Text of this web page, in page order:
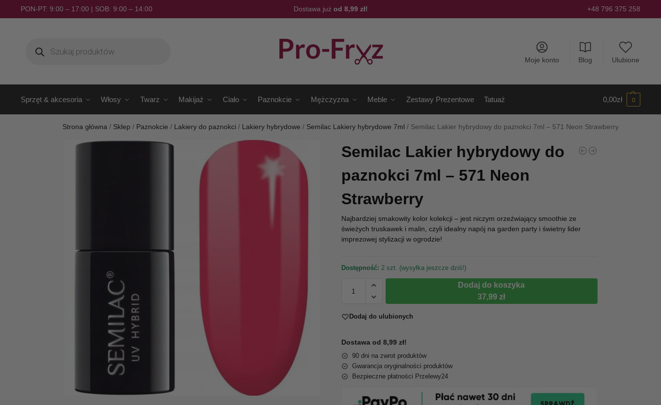
PON-PT: 9:00 – 17:00 | SOB: 9:00 – 14:00 Dostawa już od 8,99 zł! +48 796 375 258
Moje konto Blog Ulubione
Sprzęt & akcesoria Włosy Twarz Makijaż Ciało Paznokcie Mężczyzna Meble Zestawy Prezentowe Tatuaż 0,00zł 0
Strona główna / Sklep / Paznokcie / Lakiery do paznokci / Lakiery hybrydowe / Semilac Lakiery hybrydowe 7ml / Semilac Lakier hybrydowy do paznokci 7ml – 571 Neon Strawberry
Semilac Lakier hybrydowy do
paznokci 7ml – 571 Neon
Strawberry
Najbardziej smakowity kolor kolekcji – jest niczym orzeźwiający smoothie ze
świeżych truskawek i malin, czyli idealny napój na garden party i świetny lider
imprezowej stylizacji w ogrodzie!
Dostępność: 2 szt. (wysyłka jeszcze dziś!)
Dodaj do koszyka
37,99 zł
Dodaj do ulubionych
Dostawa od 8,99 zł!
90 dni na zwrot produktów
Gwarancja oryginalności produktów
Bezpieczne płatności Przelewy24